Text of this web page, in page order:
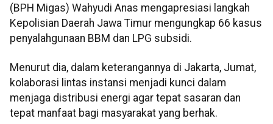
(BPH Migas) Wahyudi Anas mengapresiasi langkah
Kepolisian Daerah Jawa Timur mengungkap 66 kasus
penyalahgunaan BBM dan LPG subsidi.
Menurut dia, dalam keterangannya di Jakarta, Jumat,
kolaborasi lintas instansi menjadi kunci dalam
menjaga distribusi energi agar tepat sasaran dan
tepat manfaat bagi masyarakat yang berhak.